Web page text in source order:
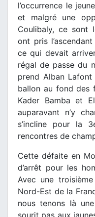
l’occurrence le
et malgré une
Coulibaly, ce sont
ont pris
ce qui devait
régal de passe du
prend Alban
ballon au fond des
Kader Bamba et
auparavant n’y
s’incline pour la
rencontres de
Cette défaite en
d’arrêt pour les
Avec une
Nord-Est de la
nous tenons là